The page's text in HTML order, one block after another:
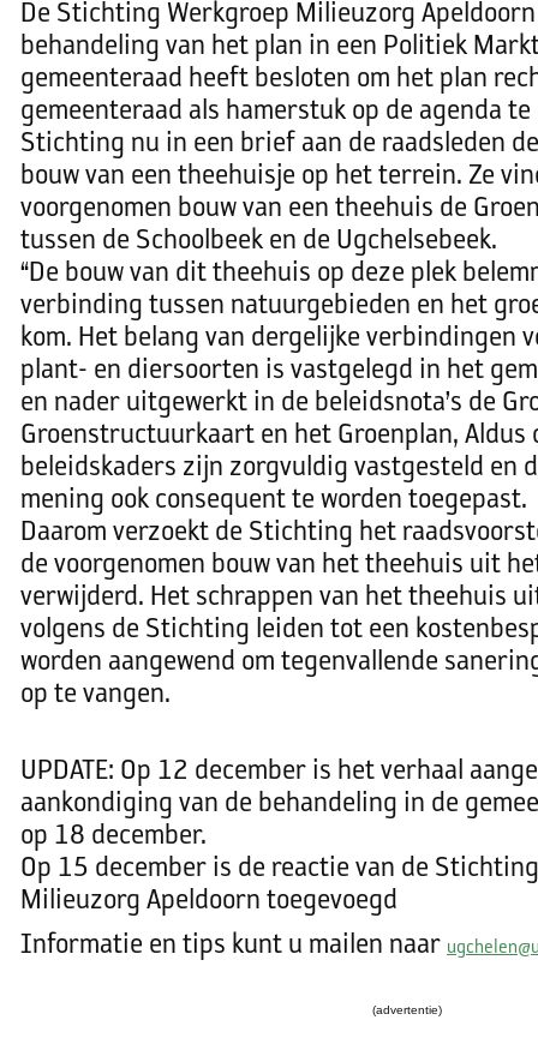
De Stichting Werkgroep Milieuzorg
behandeling van het plan in een Politiek
gemeenteraad heeft besloten om het plan
gemeenteraad als hamerstuk op de agenda
Stichting nu in een brief aan de raadsleden
bouw van een theehuisje op het terrein. Ze
voorgenomen bouw van een theehuis de
tussen de Schoolbeek en de Ugchelsebeek.
“De bouw van dit theehuis op deze plek
verbinding tussen natuurgebieden en het
kom. Het belang van dergelijke verbindingen
plant- en diersoorten is vastgelegd in het
en nader uitgewerkt in de beleidsnota’s de
Groenstructuurkaart en het Groenplan, Aldus
beleidskaders zijn zorgvuldig vastgesteld en
mening ook consequent te worden toegepast.
Daarom verzoekt de Stichting het
de voorgenomen bouw van het theehuis uit
verwijderd. Het schrappen van het theehuis
volgens de Stichting leiden tot een
worden aangewend om tegenvallende
op te vangen.
UPDATE: Op 12 december is het verhaal
aankondiging van de behandeling in de
op 18 december.
Op 15 december is de reactie van de
Milieuzorg Apeldoorn toegevoegd
Informatie en tips kunt u mailen naar ug
(advertentie)